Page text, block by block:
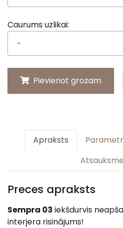
Caurums uzlikai:
-
Pievienot grozam
Apraksts
Preces apraksts
Sempra 03 iekšdurvis
interjera risinājums!